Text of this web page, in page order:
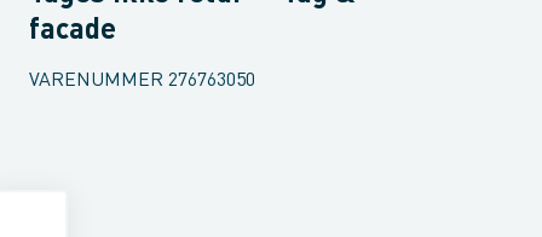
facade
VARENUMMER 276763050